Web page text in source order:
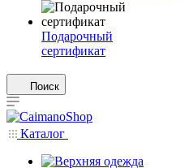
Подарочный
сертификат
Поиск
Каталог